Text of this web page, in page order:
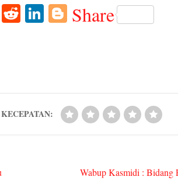
W R Li Bl
Share
KECEPATAN:
Wabup Kasmidi : Bidang